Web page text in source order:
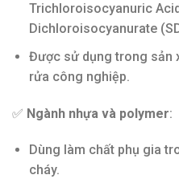
Trichloroisocyanuric
Dichloroisocyanurate
Được sử dụng trong sản
rửa công nghiệp.
✅ Ngành nhựa và polymer:
Dùng làm chất phụ gia
cháy.